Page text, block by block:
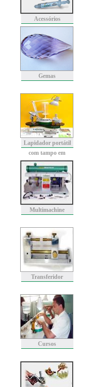
Acessórios
Gemas
Lapidador portátil
com tampo em
granito
Multimachine
Transferidor
Cursos